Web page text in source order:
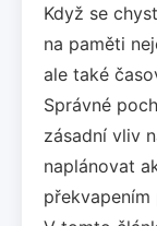
Když se
na paměti
ale také
Správné
zásadní vliv
naplánovat